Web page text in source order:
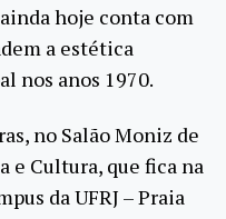
hoje conta com
a estética
nos anos 1970.
no Salão Moniz de
e Cultura, que fica na
da UFRJ – Praia